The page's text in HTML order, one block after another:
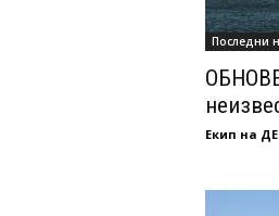
Последни
Екип на